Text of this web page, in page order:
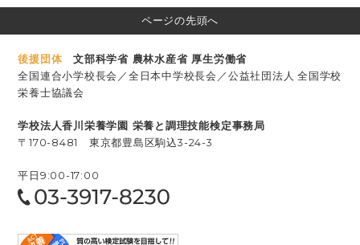
ページの先頭へ
後援団体
文部科学省 農林水産省 厚生労働省
全国連合小学校長会／全日本中学校長会／公益社団法人 全国学校
栄養士協議会
学校法⼈⾹川栄養学園 栄養と調理技能検定事務局
〒170-8481 東京都豊島区駒込3-24-3
平日9:00-17:00